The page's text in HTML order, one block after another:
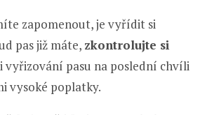
zapomenout, je vyřídit si
pas již máte, zkontrolujte si
vyřizování pasu na poslední chvíli
vysoké poplatky.